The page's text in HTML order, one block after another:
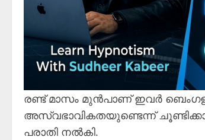
രണ്ട് മാസം മുൻപാണ് ഇവർ
അസ്വഭാവികതയുണ്ടെന്ന്
പരാതി നൽകി.